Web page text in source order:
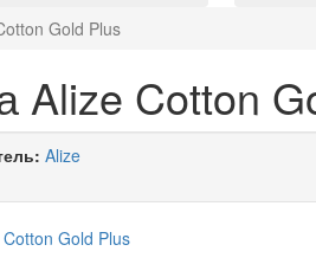
Gold Plus
Alize Cotton
Alize